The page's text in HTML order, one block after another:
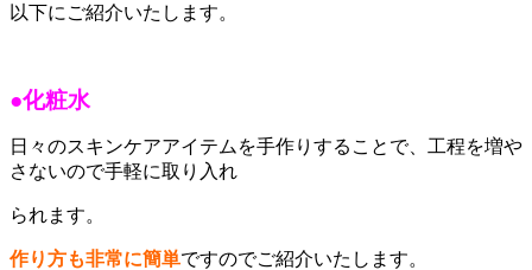
以下にご紹介いたします。
●化粧水
日々のスキンケアアイテムを手作りすることで、工程を増や
さないので手軽に取り入れ
られます。
作り方も非常に簡単ですのでご紹介いたします。